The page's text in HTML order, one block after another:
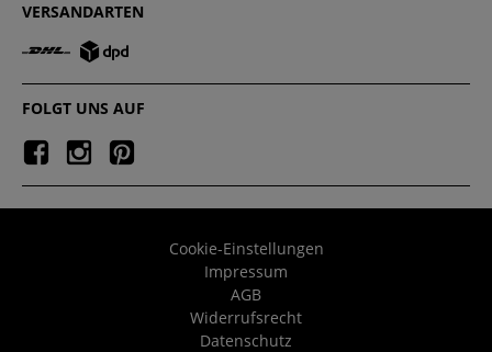
VERSANDARTEN
FOLGT UNS AUF
Cookie-Einstellungen
Impressum
AGB
Widerrufsrecht
Datenschutz